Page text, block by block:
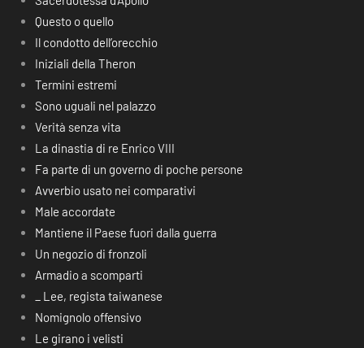
Questo o quello
Il condotto dell’orecchio
Iniziali della Theron
Termini estremi
Sono uguali nel palazzo
Verità senza vita
La dinastia di re Enrico VIII
Fa parte di un governo di poche persone
Avverbio usato nei comparativi
Male accordate
Mantiene il Paese fuori dalla guerra
Un negozio di fronzoli
Armadio a scomparti
_ Lee, regista taiwanese
Nomignolo offensivo
Le girano i velisti